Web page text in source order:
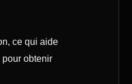
ce qui aide
obtenir